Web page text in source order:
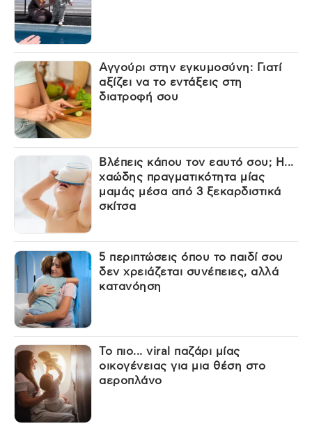
Αγγούρι στην εγκυμοσύνη: Γιατί
αξίζει να το εντάξεις στη
διατροφή σου
Βλέπεις κάπου τον εαυτό σου; Η...
χαώδης πραγματικότητα μίας
μαμάς μέσα από 3 ξεκαρδιστικά
σκίτσα
5 περιπτώσεις όπου το παιδί σου
δεν χρειάζεται συνέπειες, αλλά
κατανόηση
Το πιο... viral παζάρι μίας
οικογένειας για μια θέση στο
αεροπλάνο